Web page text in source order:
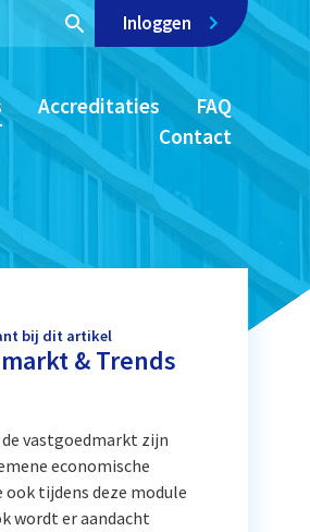
Inloggen
Accreditaties
FAQ
Contact
bij dit artikel
& Trends
vastgoedmarkt zijn
economische
tijdens deze module
wordt er aandacht